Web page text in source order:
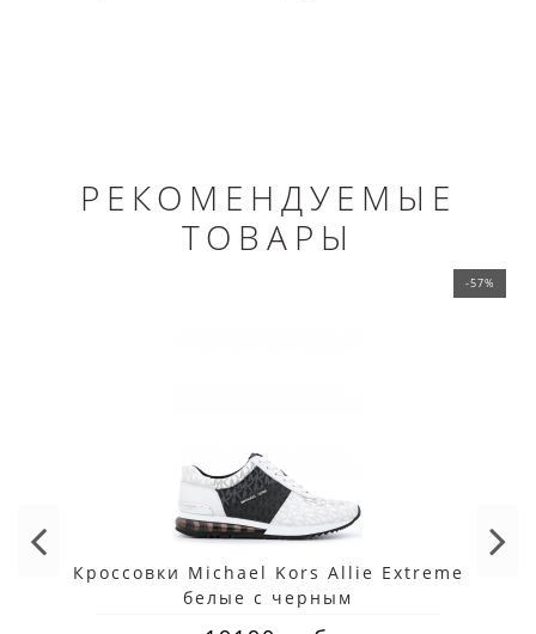
РЕКОМЕНДУЕМЫЕ
ТОВАРЫ
-57%
Кроссовки Michael Kors Allie Extreme
белые с черным